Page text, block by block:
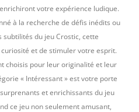
votre expérience ludique.
à la recherche de défis inédits ou
subtilités du jeu Crostic, cette
et de stimuler votre esprit.
choisis pour leur originalité et leur
« Intéressant » est votre porte
et enrichissants du jeu
ce jeu non seulement amusant,